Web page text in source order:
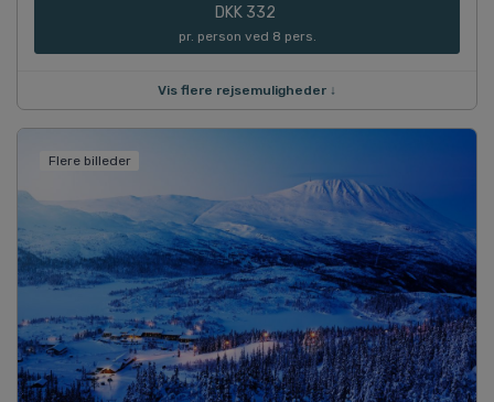
DKK 332
pr. person ved 8 pers.
Vis flere rejsemuligheder ↓
Flere billeder